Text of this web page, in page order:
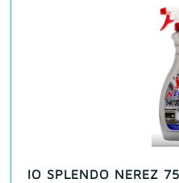
IO SPLENDO NEREZ